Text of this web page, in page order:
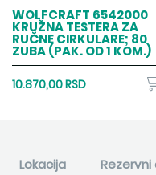
WOLFCRAFT 6542000
KRUŽNA TESTERA ZA
RUČNE CIRKULARE; 80
ZUBA (PAK. OD 1 KOM.)
10.870,00 RSD
Lokacija Rezervni